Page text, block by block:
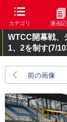
カテゴリ 過去記
WTCC開幕戦、
1、2を制す(7/
前の画像